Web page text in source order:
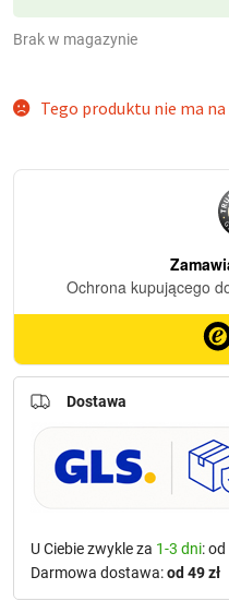
Brak w magazynie
Dostawa
U Ciebie zwykle za 1-3 dni: od
Darmowa dostawa:od 49 zł
Tego produktu nie ma